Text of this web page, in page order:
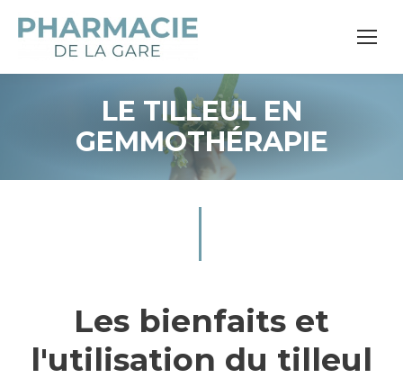
LE TILLEUL EN
GEMMOTHÉRAPIE
Les bienfaits et
l'utilisation du tilleul